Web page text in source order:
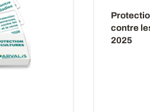
contre
2025